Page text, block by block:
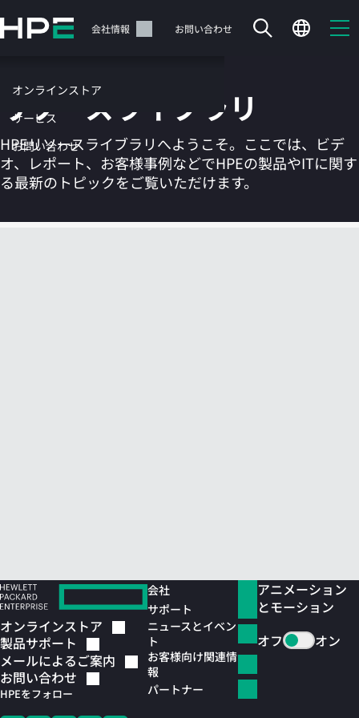
イ
テ
ツ
に
ス
ッ
サポート 会社情報 お問い合わせ
オンラインストア
サービス
お問い合わせ
カートは空です
リソースライブラリ
HPEリソースライブラリへようこそ。ここでは、ビデ
オ、レポート、お客様事例などでHPEの製品やITに関す
る最新のトピックをご覧いただけます。
オンラインストア
製品サポート
メールによるご案内
お問い合わせ
HPEをフォロー
会社
サポート
ニュースとイベン
ト
お客様向け関連情
報
パートナー
アニメーション
とモーション
オフ
オン